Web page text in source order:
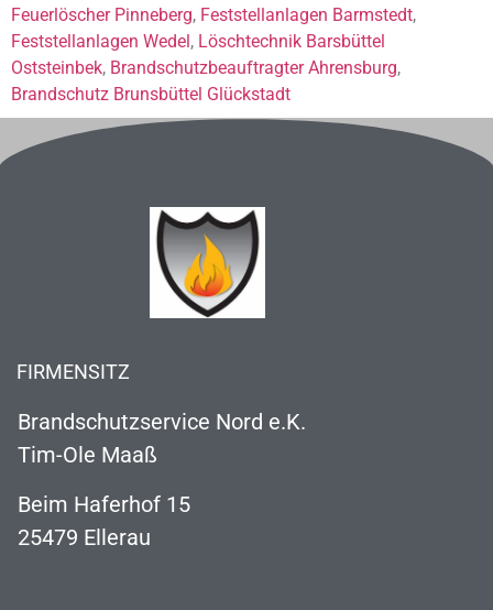
Feuerlöscher Pinneberg, Feststellanlagen Barmstedt,
Feststellanlagen Wedel, Löschtechnik Barsbüttel
Oststeinbek, Brandschutzbeauftragter Ahrensburg,
Brandschutz Brunsbüttel Glückstadt
FIRMENSITZ
Brandschutzservice Nord e.K.
Tim-Ole Maaß
Beim Haferhof 15
25479 Ellerau